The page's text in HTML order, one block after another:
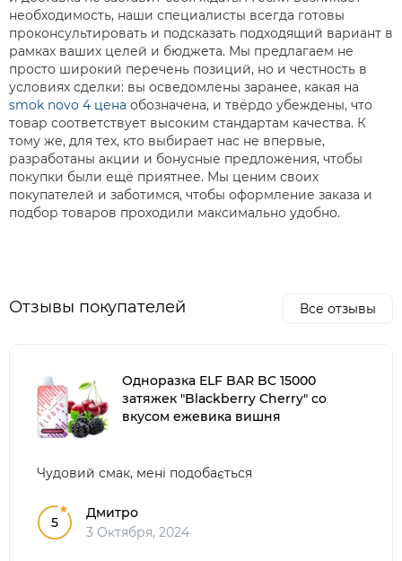
необходимость, наши специалисты всегда готовы
проконсультировать и подсказать подходящий вариант в
рамках ваших целей и бюджета. Мы предлагаем не
просто широкий перечень позиций, но и честность в
условиях сделки: вы осведомлены заранее, какая на
smok novo 4 цена обозначена, и твёрдо убеждены, что
товар соответствует высоким стандартам качества. К
тому же, для тех, кто выбирает нас не впервые,
разработаны акции и бонусные предложения, чтобы
покупки были ещё приятнее. Мы ценим своих
покупателей и заботимся, чтобы оформление заказа и
подбор товаров проходили максимально удобно.
Отзывы покупателей Все отзывы
Одноразка ELF BAR BC 15000
затяжек "Blackberry Cherry" со
вкусом ежевика вишня
Чудовий смак, мені подобається
5
Дмитро
3 Октября, 2024